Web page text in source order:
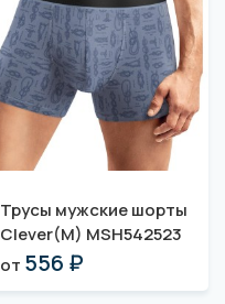
Трусы мужские шорты
Clever(M) MSH542523
от 556 ₽